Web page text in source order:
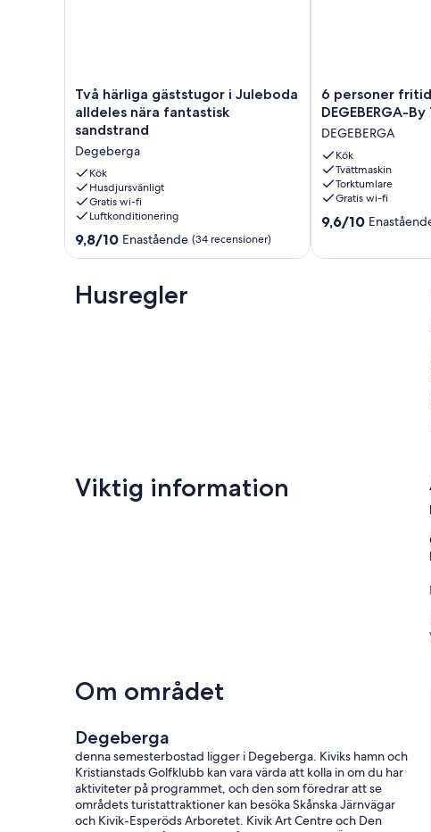
Dessa kostnader är mandarotiska och debiteras på plats. De
Husdjur; Inte tillåtet
Sängkläder; Medtages själv
Valfria tjänster som du kan ordna på plats:
Bath towels; Bring your own
Wifi; Free (Min. 50/50 Mbit)
Två
härliga
gäststugor
i
Juleboda
alldeles
nära
fantastisk
sandstrand
Degeberga
Två härliga gäststugor i Juleboda
alldeles nära fantastisk
sandstrand
Degeberga
Kök
Husdjursvänligt
Gratis wi-fi
Luftkonditionering
9.8
Enastående,
(34 recensioner)
9,8/10 Enastående (34 recensioner)
6
personer
i
DEGEBERGA-
By
Traum
DEGEBERGA
6 personer
DEGEBERGA-
DEGEBERGA
Kök
Tvättmaskin
Torktumlare
Gratis wi-fi
9.6
9,6/10
Husregler
Viktig information
Om området
Degeberga
denna semesterbostad ligger i Degeberga. Kiviks hamn och
Kristianstads Golfklubb kan vara värda att kolla in om du har
aktiviteter på programmet, och den som föredrar att se
områdets turistattraktioner kan besöka Skånska Järnvägar
och Kivik-Esperöds Arboretet. Kivik Art Centre och Den